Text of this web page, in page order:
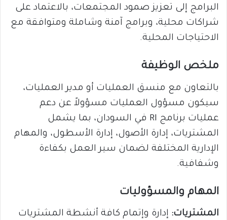
البرامج إلى تعزيز صمود المجتمعات، بالاعتماد على
شراكات محلية، وبرامج آمنة وشاملة ومتوافقة مع
الاحتياجات المحلية.
ملخص الوظيفة
بالتعاون مع منسق العمليات أو مدير العمليات،
سيكون مسؤول العمليات مسؤولاً عن دعم
عمليات برنامج RI في السودان، بما يشمل
المشتريات، إدارة الأصول، إدارة الأسطول، والمهام
الإدارية المختلفة لضمان سير العمل بكفاءة
وشفافية.
المهام والمسؤوليات
المشتريات: إدارة وإتمام كافة أنشطة المشتريات